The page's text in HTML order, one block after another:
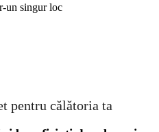
un singur loc
pentru călătoria ta